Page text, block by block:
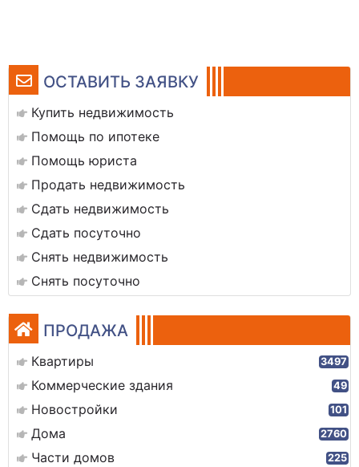
ОСТАВИТЬ ЗАЯВКУ
Купить недвижимость
Помощь по ипотеке
Помощь юриста
Продать недвижимость
Сдать недвижимость
Сдать посуточно
Снять недвижимость
Снять посуточно
ПРОДАЖА
Квартиры 3497
Коммерческие здания 49
Новостройки 101
Дома 2760
Части домов 225